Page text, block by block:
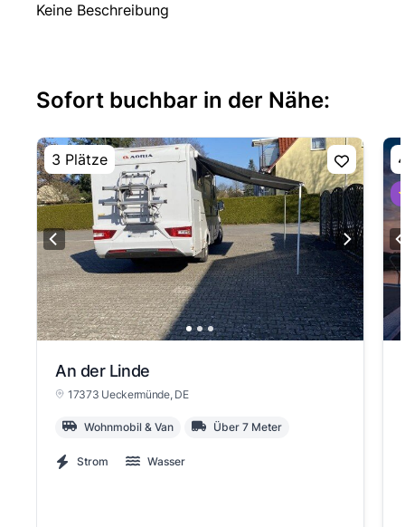
Keine Beschreibung
Sofort buchbar in der Nähe:
3 Plätze
An der Linde
17373 Ueckermünde, DE
Wohnmobil & Van Über 7 Meter
Strom Wasser